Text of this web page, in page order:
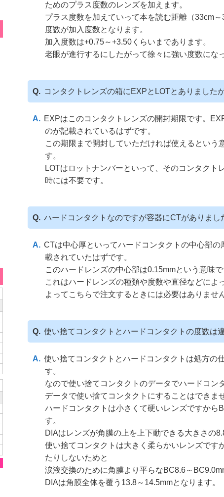
ためのプラス度数のレンズを加えます。
プラス度数を加えていって本を読む距離（33cm
度数が加入度数となります。
加入度数は+0.75～+3.50くらいまであります。
老眼が進行するにしたがって徐々に強い度数にな
コンタクトレンズの箱にEXPとLOTとありました
EXPはこのコンタクトレンズの開封期限です。
のが記載されているはずです。
この期限まで開封していただければ使えるという
す。
LOTはロットナンバーといって、そのコンタクト
時には不要です。
ハードコンタクトなのですが容器にCTがありまし
CTは中心厚といってハードコンタクトの中心部
載されていたはずです。
このハードレンズの中心部は0.15mmという意味で
これはハードレンズの種類や度数や直径などによ
よってこちらで注文するときには必要はありません
使い捨てコンタクトとハードコンタクトの度数は
使い捨てコンタクトとハードコンタクトは処方の
す。
なので使い捨てコンタクトのデータでハードコン
データで使い捨てコンタクトにすることはできま
ハードコンタクトは小さくて硬いレンズですから
す。
DIAはレンズが角膜の上を上下動できる大きさの
使い捨てコンタクトは大きく柔らかいレンズです
たりしないためと
涙液交換のために角膜より平らなBC8.6～
DIAは角膜全体を覆う13.8～14.5mmとなります。